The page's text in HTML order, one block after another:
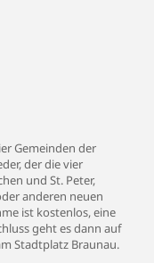
Gemeinden der
der die vier
und St. Peter,
anderen neuen
ist kostenlos, eine
geht es dann auf
Stadtplatz Braunau.